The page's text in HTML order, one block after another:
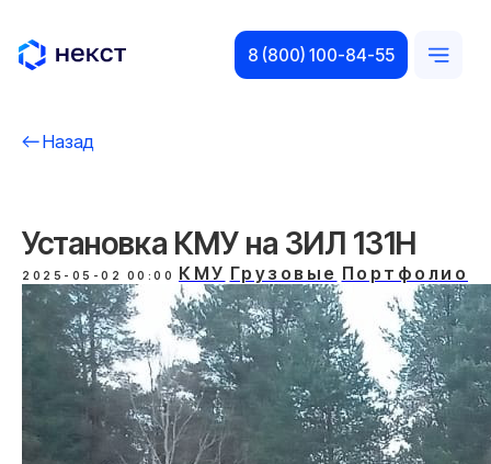
8 (800) 100-84-55
Установка КМУ на ЗИЛ 131Н
2025-05-02 00:00 КМУ Грузовые Портфолио